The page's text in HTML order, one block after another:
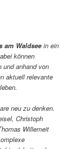
am Waldsee in ein
können
und anhand von
aktuell relevante
neu zu denken.
Christoph
Willemeit